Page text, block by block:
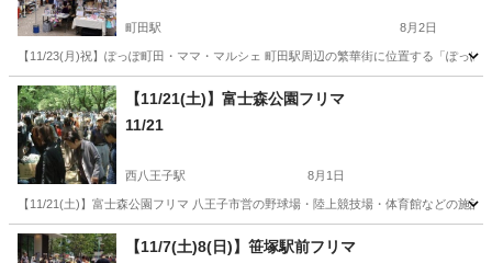
町田駅 8月2日
【11/23(月)祝】ぽっぽ町田・ママ・マルシェ 町田駅周辺の繁華街に位置する「ぽっ
東京 町田市 フリーマーケット ママ
【11/21(土)】富士森公園フリマ
11/21
西八王子駅 8月1日
【11/21(土)】富士森公園フリマ 八王子市営の野球場・陸上競技場・体育館などの施
東京 八王子市 西八王子駅 フリーマーケット
【11/7(土)8(日)】笹塚駅前フリマ